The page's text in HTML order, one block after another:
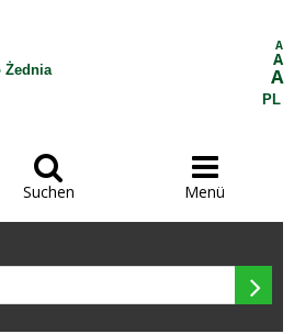
Żednia
A
A
A
PL

Suchen

Menü
